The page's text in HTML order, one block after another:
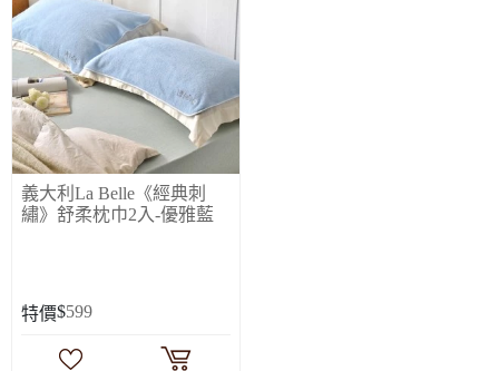
義大利La Belle《經典刺
繡》舒柔枕巾2入-優雅藍
特價$599